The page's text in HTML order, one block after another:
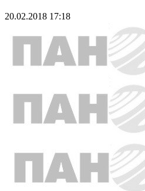
20.02.2018 17:18